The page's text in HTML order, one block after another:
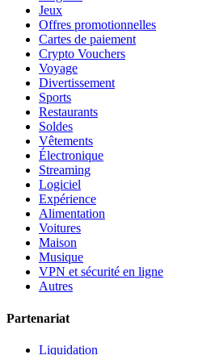
Jeux
Offres promotionnelles
Cartes de paiement
Crypto Vouchers
Voyage
Divertissement
Sports
Restaurants
Soldes
Vêtements
Électronique
Streaming
Logiciel
Expérience
Alimentation
Voitures
Maison
Musique
VPN et sécurité en ligne
Autres
Partenariat
Liquidation